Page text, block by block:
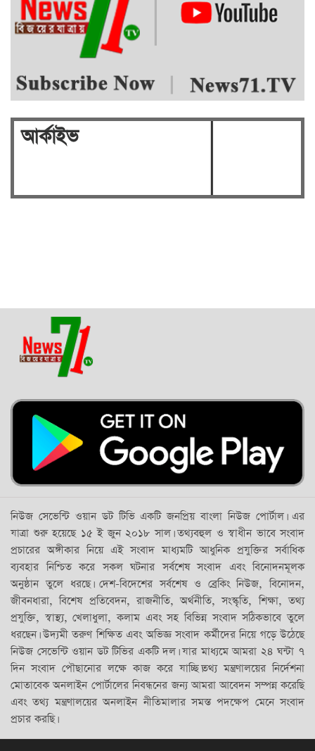
আর্কাইভ
নিউজ সেভেন্টি ওয়ান ডট টিভি একটি জনপ্রিয় বাংলা নিউজ পোর্টাল। এর
যাত্রা শুরু হয়েছে ১৫ ই জুন ২০১৮ সাল। তথ্যবহুল ও স্বাধীন ভাবে সংবাদ
প্রচারের অঙ্গীকার নিয়ে এই সংবাদ মাধ্যমটি আধুনিক প্রযুক্তির সর্বাধিক
ব্যবহার নিশ্চিত করে সকল ঘটনার সর্বশেষ সংবাদ এবং বিনোদনমূলক
অনুষ্ঠান তুলে ধরছে। দেশ-বিদেশের সর্বশেষ ও ব্রেকিং নিউজ, বিনোদন,
জীবনধারা, বিশেষ প্রতিবেদন, রাজনীতি, অর্থনীতি, সংস্কৃতি, শিক্ষা, তথ্য
প্রযুক্তি, স্বাস্থ্য, খেলাধুলা, কলাম এবং সহ বিভিন্ন সংবাদ সঠিকভাবে তুলে
ধরছেন। উদ্যমী তরুণ শিক্ষিত এবং অভিজ্ঞ সংবাদ কর্মীদের নিয়ে গড়ে উঠেছে
নিউজ সেভেন্টি ওয়ান ডট টিভির একটি দল। যার মাধ্যমে আমরা ২৪ ঘন্টা ৭
দিন সংবাদ পৌছানোর লক্ষে কাজ করে যাচ্ছি।তথ্য মন্ত্রণালয়ের নির্দেশনা
মোতাবেক অনলাইন পোর্টালের নিবন্ধনের জন্য আমরা আবেদন সম্পন্ন করেছি
এবং তথ্য মন্ত্রণালয়ের অনলাইন নীতিমালার সমস্ত পদক্ষেপ মেনে সংবাদ
প্রচার করছি।